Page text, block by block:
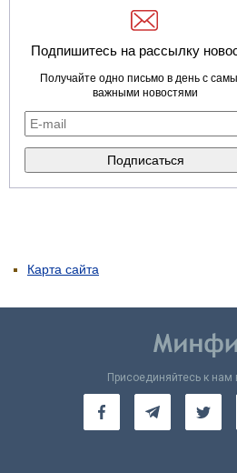
Подпишитесь на рассылку
Получайте одно письмо в день с
важными новостями
Карта сайта
Присоединяйтесь к нам